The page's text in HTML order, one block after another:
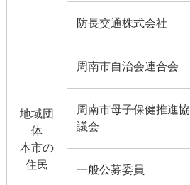
防長交通株式会社
地域団
体
本市の
住民
周南市自治会連合会
周南市母子保健推進協
議会
一般公募委員